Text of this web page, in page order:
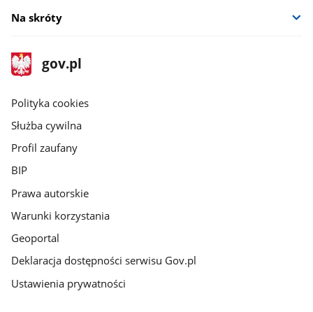
Na skróty
stopka
gov.pl
Strona
gov.pl
gov.pl
Polityka cookies
Służba cywilna
Profil zaufany
BIP
Prawa autorskie
Warunki korzystania
Geoportal
Deklaracja dostępności serwisu Gov.pl
Ustawienia prywatności